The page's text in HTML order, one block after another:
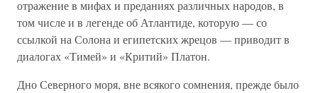
отражение в мифах и преданиях различных народов, в
том числе и в легенде об Атлантиде, которую — со
ссылкой на Солона и египетских жрецов — приводит в
диалогах «Тимей» и «Критий» Платон.
Дно Северного моря, вне всякого сомнения, прежде было